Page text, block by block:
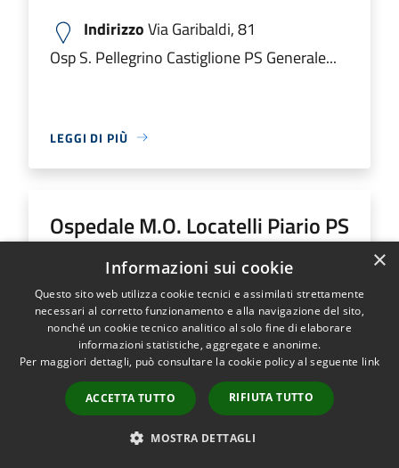
IndirizzoVia Garibaldi, 81
Osp S. Pellegrino Castiglione PS Generale...
LEGGI DI PIÙ
Ospedale M.O. Locatelli Piario PS
Generale
IndirizzoVia Groppino, 22
Ospedale M.O. Locatelli Piario PS Generale...
LEGGI DI PIÙ
×
Informazioni sui cookie
Questo sito web utilizza cookie tecnici e assimilati strettamente
necessari al corretto funzionamento e alla navigazione del sito,
nonché un cookie tecnico analitico al solo fine di elaborare
informazioni statistiche, aggregate e anonime.
Per maggiori dettagli, può consultare la cookie policy al seguente link
ACCETTA TUTTO RIFIUTA TUTTO
MOSTRA DETTAGLI